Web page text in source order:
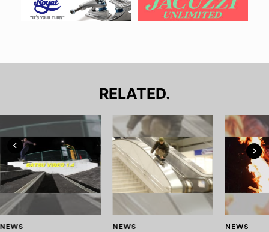
RELATED.
NEWS NEWS NEWS